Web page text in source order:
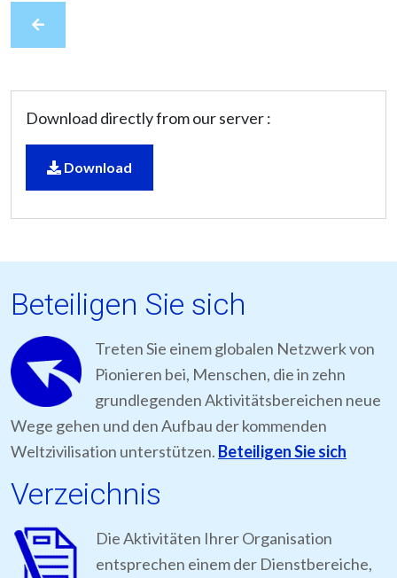
Download directly from our server :
Download
Beteiligen Sie sich
Treten Sie einem globalen Netzwerk von
Pionieren bei, Menschen, die in zehn
grundlegenden Aktivitätsbereichen neue
Wege gehen und den Aufbau der kommenden
Weltzivilisation unterstützen. Beteiligen Sie sich
Verzeichnis
Die Aktivitäten Ihrer Organisation
entsprechen einem der Dienstbereiche,